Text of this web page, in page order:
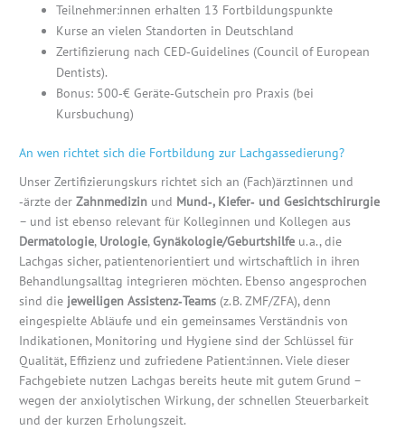
Teilnehmer:innen erhalten 13 Fortbildungspunkte
Kurse an vielen Standorten in Deutschland
Zertifizierung nach CED‑Guidelines (Council of European
Dentists).
Bonus: 500‑€ Geräte‑Gutschein pro Praxis (bei
Kursbuchung)
An wen richtet sich die Fortbildung zur Lachgassedierung?
Unser Zertifizierungskurs richtet sich an (Fach)ärztinnen und
‑ärzte derZahnmedizin und Mund‑, Kiefer‑ und Gesichtschirurgie
– und ist ebenso relevant für Kolleginnen und Kollegen aus
Dermatologie, Urologie,Gynäkologie/Geburtshilfe u. a., die
Lachgas sicher, patientenorientiert und wirtschaftlich in ihren
Behandlungsalltag integrieren möchten. Ebenso angesprochen
sind die jeweiligen Assistenz‑Teams (z. B. ZMF/ZFA), denn
eingespielte Abläufe und ein gemeinsames Verständnis von
Indikationen, Monitoring und Hygiene sind der Schlüssel für
Qualität, Effizienz und zufriedene Patient:innen. Viele dieser
Fachgebiete nutzen Lachgas bereits heute mit gutem Grund –
wegen der anxiolytischen Wirkung, der schnellen Steuerbarkeit
und der kurzen Erholungszeit.